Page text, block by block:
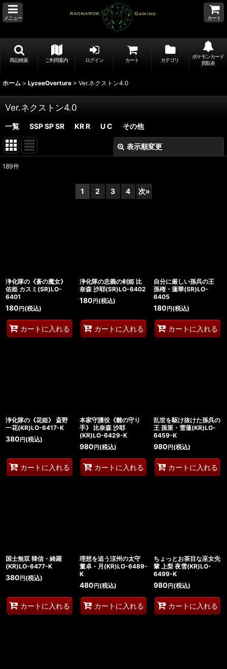
メニュー カート
商品検索 ご利用案内 ログイン カート カテゴリ
ポケモンカード
買取表
ホーム > LyceeOverture > Ver.ネクストン4.0
Ver.ネクストン4.0
一覧 SSP SP SR KR R U C その他
表示順変更
189件
1 2 3 4 次»
浄化隊の《蒼の魔女》
佑姫 カスミ(SR)LO-
6401
180 円 (税込)
カートに入れる
浄化隊の忠義の剣姫 比
奈森 沙耶(SR)LO-6402
180 円(税込)
カートに入れる
自分に厳しい孫呉の王
孫権・蓮華(SR)LO-
6405
180 円(税込)
カートに入れる
浄化隊の《花姫》 斎野
一花(KR)LO-6417-K
380 円 (税込)
カートに入れる
本家守護役《雛の守り
手》 比奈森 沙耶
(KR)LO-6429-K
980 円(税込)
カートに入れる
乱世を駆け抜けた孫呉の
王 孫策・雪蓮(KR)LO-
6459-K
980 円(税込)
カートに入れる
国士無双 韓信・綺羅
(KR)LO-6477-K
380 円 (税込)
カートに入れる
理想を追う涼州の太守
董卓・月(KR)LO-6489-
K
480 円(税込)
カートに入れる
ちょっとお茶目な巫女先
輩 上梨 夜雪(KR)LO-
6499-K
980 円(税込)
カートに入れる